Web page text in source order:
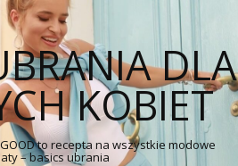
DLA
KOBIET
GOOD to recepta na wszystkie modowe
– basics ubrania